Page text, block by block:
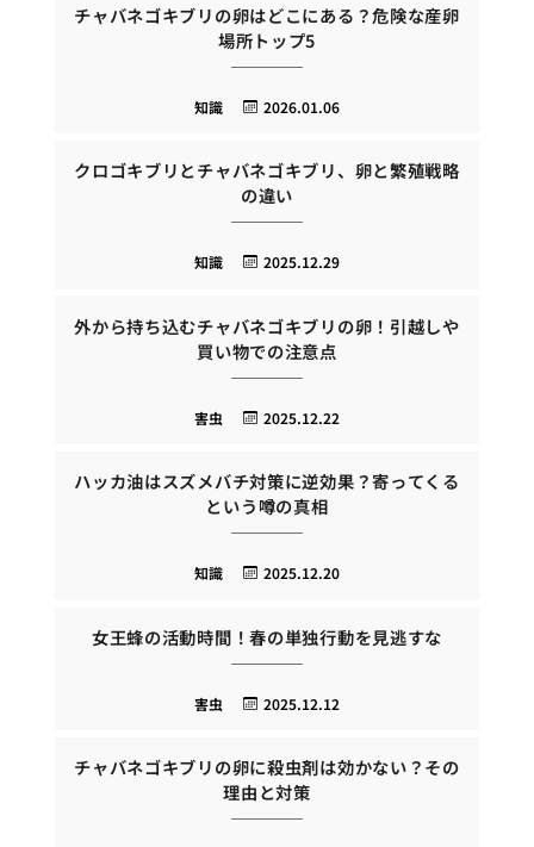
チャバネゴキブリの卵はどこにある？危険な産卵
場所トップ5
2026.01.06
知識
クロゴキブリとチャバネゴキブリ、卵と繁殖戦略
の違い
2025.12.29
知識
外から持ち込むチャバネゴキブリの卵！引越しや
買い物での注意点
2025.12.22
害虫
ハッカ油はスズメバチ対策に逆効果？寄ってくる
という噂の真相
2025.12.20
知識
女王蜂の活動時間！春の単独行動を見逃すな
2025.12.12
害虫
チャバネゴキブリの卵に殺虫剤は効かない？その
理由と対策